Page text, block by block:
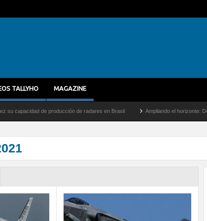
TALLYHO MAGAZINE
producción de radares en Brasil Ampliando el horizonte: Dentro del vuelo